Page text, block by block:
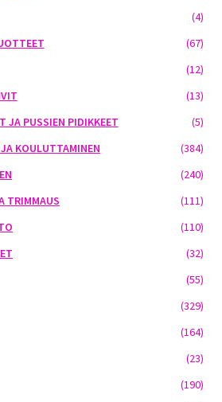
(4)
(67)
(12)
(13)
JA PUSSIEN PIDIKKEET
(5)
KOULUTTAMINEN
(384)
(240)
TRIMMAUS
(111)
(110)
(32)
(55)
(329)
(164)
(23)
(190)